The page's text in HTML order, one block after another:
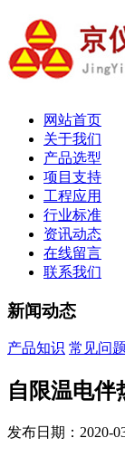
网站首页
关于我们
产品选型
项目支持
工程应用
行业标准
资讯动态
在线留言
联系我们
新闻动态
产品知识 常见问题
自限温电伴
发布日期：2020-